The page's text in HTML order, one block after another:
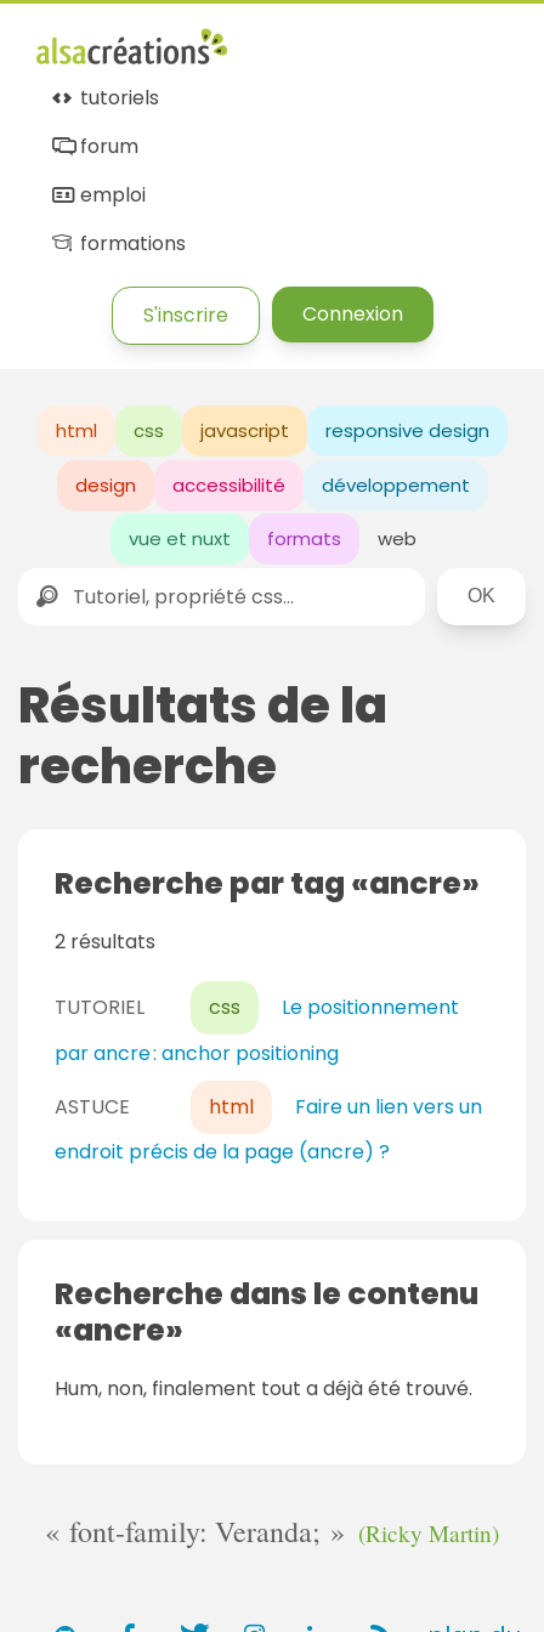
tutoriels
forum
emploi
formations
S'inscrire Connexion
html css javascript responsive design
design accessibilité développement
vue et nuxt formats web
Rechercher
Résultats de la
recherche
Recherche par tag ancre
2 résultats
TUTORIEL css
Le positionnement
par ancre : anchor positioning
ASTUCE
html
Faire un lien vers un
endroit précis de la page (ancre) ?
Recherche dans le contenu
ancre
Hum, non, finalement tout a déjà été trouvé.
font-family: Veranda; (Ricky Martin)